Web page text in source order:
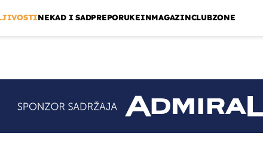
NEKAD I SADPREPORUKEINMAGAZINCLUBZONE